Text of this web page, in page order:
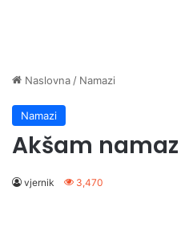
Naslovna / Namazi
Namazi
Akšam namaz
vjernik 3,470